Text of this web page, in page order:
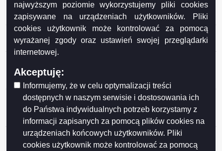
najwyższym poziomie wykorzystujemy pliki cookies
zapisywane na urządzeniach użytkowników. Pliki
cookies użytkownik może kontrolować za pomocą
wyrażanej zgody oraz ustawień swojej przeglądarki
internetowej.
Akceptuję:
Informujemy, że w celu optymalizacji treści
dostępnych w naszym serwisie i dostosowania ich
do Państwa indywidualnych potrzeb korzystamy z
informacji zapisanych za pomocą plików cookies na
urządzeniach końcowych użytkowników. Pliki
cookies użytkownik może kontrolować za pomocą
odpady komunalne, wytworzonych w I, II, III sektorze
Suwał
Plan adaptacji do zmian klimatu dla gminy Miasta
Suwałki
komunalnymi na terenie Gminy Miasta Suwałki za
2023 r.
Roczna analiza stanu gospodarki odpadami
komunalnymi na terenie gminy miasta Suwałki za 2022
rok
Sprawozdania okresowe z realizacji w Suwałkach
zadań z Programu Ochrony Powietrza dla strefy